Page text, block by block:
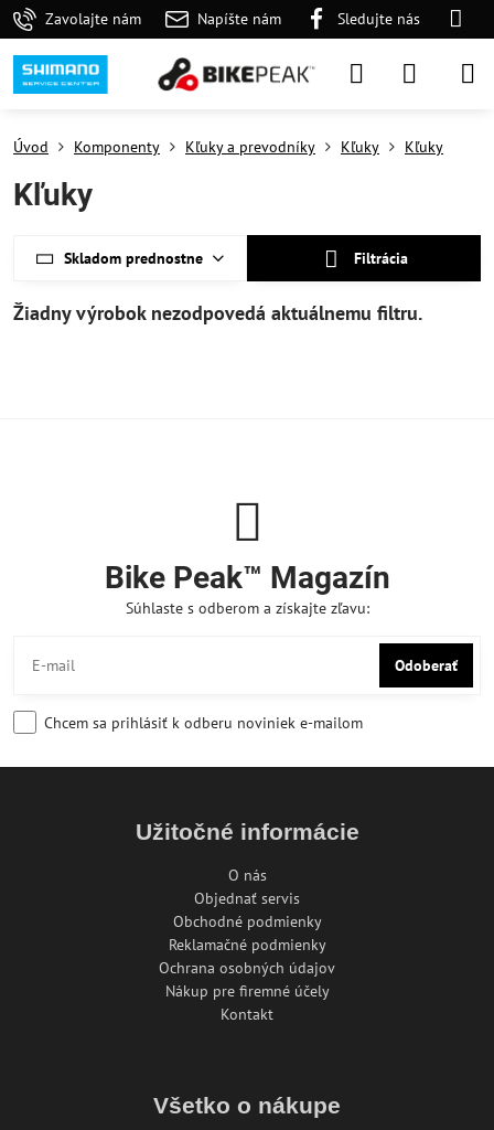
Zavolajte nám Napíšte nám Sledujte nás
Úvod Komponenty Kľuky a prevodníky Kľuky Kľuky
Kľuky
Skladom prednostne Filtrácia
Bike Peak™ Magazín
Súhlaste s odberom a získajte zľavu:
Odoberať
Chcem sa prihlásiť k odberu noviniek e-mailom
Užitočné informácie
O nás
Objednať servis
Obchodné podmienky
Reklamačné podmienky
Ochrana osobných údajov
Nákup pre firemné účely
Kontakt
Všetko o nákupe